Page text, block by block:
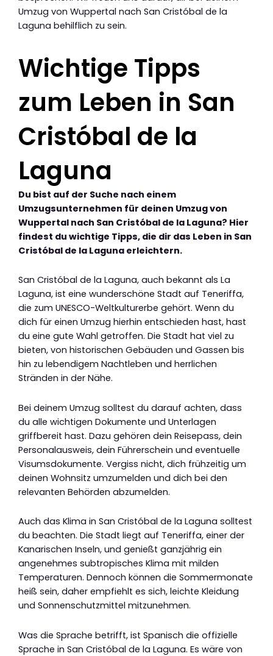
Umzug von Wuppertal nach San Cristóbal de la
Laguna behilflich zu sein.
Wichtige Tipps
zum Leben in San
Cristóbal de la
Laguna
Du bist auf der Suche nach einem
Umzugsunternehmen für deinen Umzug von
Wuppertal nach San Cristóbal de la Laguna? Hier
findest du wichtige Tipps, die dir das Leben in San
Cristóbal de la Laguna erleichtern.
San Cristóbal de la Laguna, auch bekannt als La
Laguna, ist eine wunderschöne Stadt auf Teneriffa,
die zum UNESCO-Weltkulturerbe gehört. Wenn du
dich für einen Umzug hierhin entschieden hast, hast
du eine gute Wahl getroffen. Die Stadt hat viel zu
bieten, von historischen Gebäuden und Gassen bis
hin zu lebendigem Nachtleben und herrlichen
Stränden in der Nähe.
Bei deinem Umzug solltest du darauf achten, dass
du alle wichtigen Dokumente und Unterlagen
griffbereit hast. Dazu gehören dein Reisepass, dein
Personalausweis, dein Führerschein und eventuelle
Visumsdokumente. Vergiss nicht, dich frühzeitig um
deinen Wohnsitz umzumelden und dich bei den
relevanten Behörden abzumelden.
Auch das Klima in San Cristóbal de la Laguna solltest
du beachten. Die Stadt liegt auf Teneriffa, einer der
Kanarischen Inseln, und genießt ganzjährig ein
angenehmes subtropisches Klima mit milden
Temperaturen. Dennoch können die Sommermonate
heiß sein, daher empfiehlt es sich, leichte Kleidung
und Sonnenschutzmittel mitzunehmen.
Was die Sprache betrifft, ist Spanisch die offizielle
Sprache in San Cristóbal de la Laguna. Es wäre von